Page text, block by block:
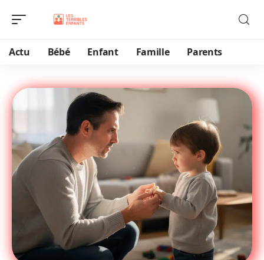
Actu Bébé Enfant Famille Parents